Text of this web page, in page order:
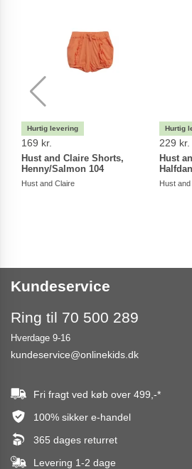
169 kr.
Hust and Claire Shorts,
Henny/Salmon 104
Hust and Claire
229 kr.
Hust
Hust
Kundeservice
Ring til 70 500 289
Hverdage 9-16
kundeservice@onlinekids.dk
Fri fragt ved køb over 499,-*
100% sikker e-handel
365 dages returret
Levering 1-2 dage